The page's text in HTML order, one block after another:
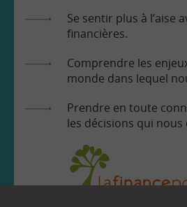
Se sentir plus à l’aise
financières.
Comprendre les
monde dans lequel
Prendre en toute
les décisions qui